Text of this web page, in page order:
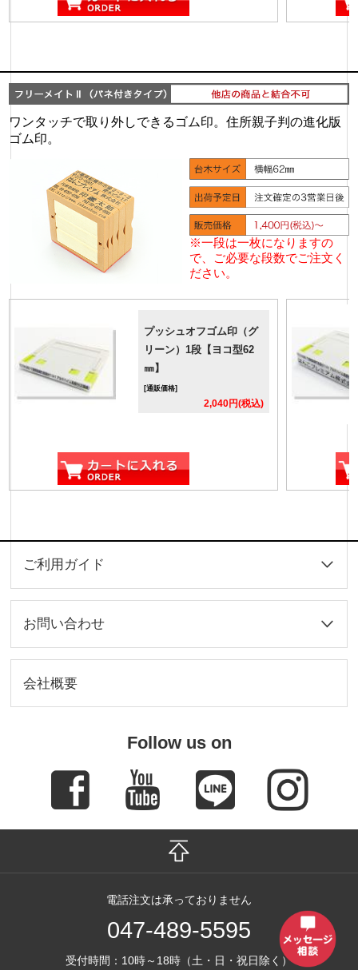
ワンタッチで取り外しできるゴム印。住所親子判の進化版
ゴム印。
※一段は一枚になりますの
で、ご必要な段数でご注文く
ださい。
プッシュオフゴム印（グ
リーン）1段【ヨコ型62
㎜】
[通販価格]
2,040円(税込)
ご利用ガイド
お問い合わせ
会社概要
Follow us on
電話注文は承っておりません
047-489-5595
受付時間：10時～18時（土・日・祝日除く）